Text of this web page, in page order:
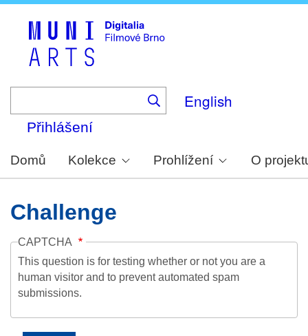
English
Přihlášení
Domů Kolekce Prohlížení O
Challenge
CAPTCHA
This question is for testing whether or not you are a
human visitor and to prevent automated spam
submissions.